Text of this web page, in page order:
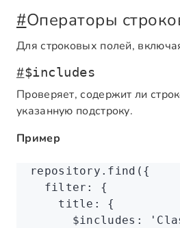
#Операторы
Для строковых полей,
#$includes
Проверяет, содержит ли
указанную подстроку.
Пример
repository .find ({
  filter
:
{
    title
:
{
      $includes
: